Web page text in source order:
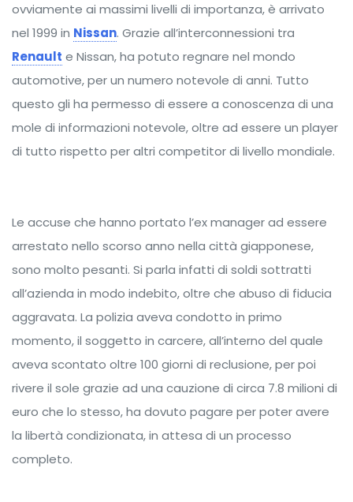
ovviamente ai massimi livelli di importanza, è arrivato
nel 1999 in Nissan. Grazie all’interconnessioni tra
Renault e Nissan, ha potuto regnare nel mondo
automotive, per un numero notevole di anni. Tutto
questo gli ha permesso di essere a conoscenza di una
mole di informazioni notevole, oltre ad essere un player
di tutto rispetto per altri competitor di livello mondiale.
Le accuse che hanno portato l’ex manager ad essere
arrestato nello scorso anno nella città giapponese,
sono molto pesanti. Si parla infatti di soldi sottratti
all’azienda in modo indebito, oltre che abuso di fiducia
aggravata. La polizia aveva condotto in primo
momento, il soggetto in carcere, all’interno del quale
aveva scontato oltre 100 giorni di reclusione, per poi
rivere il sole grazie ad una cauzione di circa 7.8 milioni di
euro che lo stesso, ha dovuto pagare per poter avere
la libertà condizionata, in attesa di un processo
completo.